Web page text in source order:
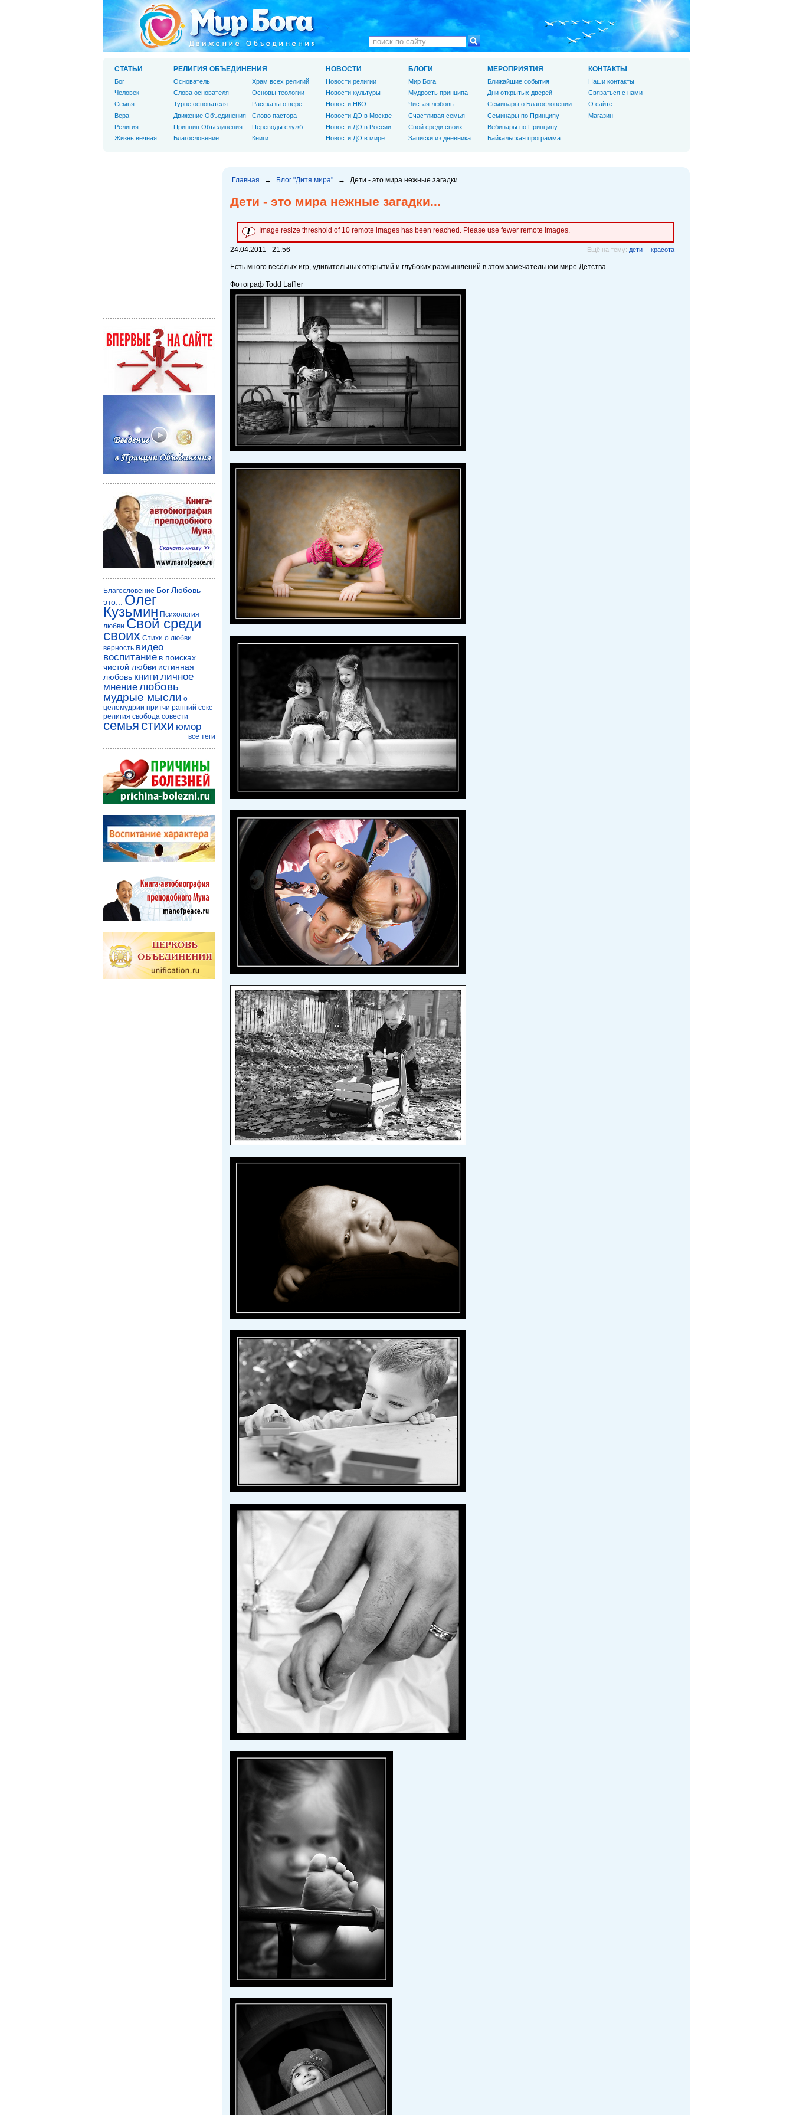
Главная → Блог "Дитя мира" → Дети - это мира нежные загадки...
Дети - это мира нежные загадки...
Image resize threshold of 10 remote images has been reached. Please use fewer remote images.
24.04.2011 - 21:56 Ещё на тему: дети красота
Есть много весёлых игр, удивительных открытий и глубоких размышлений в этом замечательном мире Детства...
Фотограф Todd Laffler
СТАТЬИ
Бог
Человек
Cемья
Вера
Религия
Жизнь вечная
РЕЛИГИЯ ОБЪЕДИНЕНИЯ
Основатель
Слова основателя
Турне основателя
Движение Объединения
Принцип Объединения
Благословение
Храм всех религий
Основы теологии
Рассказы о вере
Слово пастора
Переводы служб
Книги
НОВОСТИ
Новости религии
Новости культуры
Новости НКО
Новости ДО в Москве
Новости ДО в России
Новости ДО в мире
БЛОГИ
Мир Бога
Мудрость принципа
Чистая любовь
Счастливая семья
Свой среди своих
Записки из дневника
МЕРОПРИЯТИЯ
Ближайшие события
Дни открытых дверей
Семинары о Благословении
Семинары по Принципу
Вебинары по Принципу
Байкальская программа
КОНТАКТЫ
Наши контакты
Связаться с нами
О сайте
Магазин
Благословение БогЛюбовь
это...
Олег
Кузьмин Психология
любви Свой среди
своих Стихи о любви
верность видео
воспитание в поисках
чистой любви истинная
любовь книги личное
мнениелюбовь
мудрые мысли о
целомудрии притчи ранний секс
религия свобода совести
семья стихи юмор
все теги